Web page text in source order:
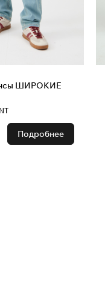
ШИРОКИЕ
Подробнее